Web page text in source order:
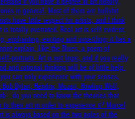
in general. Most of them are bullshit
have little respect for artists, and I think
is totally overrated. Real art is self-evident.
enchanting, exciting and unsettling; it has a
explain. Like the Blues, a poem of
portraits. Art is not logic, and if you really
and rational thinking will be of little help.
can only experience with your senses,
Dylan, Hendrix, Mozart, Howling Wolf,
- do you need to know the theories that
to their art in order to experience it? Marcel
is always based on the two poles of the